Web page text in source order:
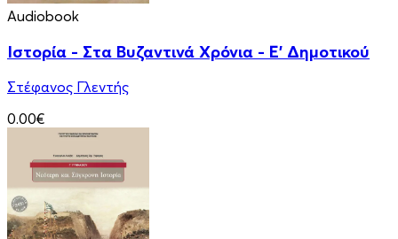
Audiobook
Ιστορία - Στα Βυζαντινά Χρόνια - Ε' Δημοτικού
Στέφανος Γλεντής
0.00€